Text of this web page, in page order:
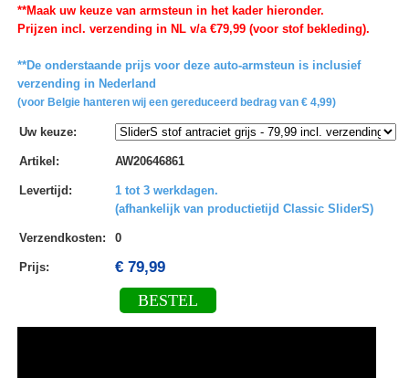
**Maak uw keuze van armsteun in het kader hieronder.
Prijzen incl. verzending in NL v/a €79,99 (voor stof bekleding).
**De onderstaande prijs voor deze auto-armsteun is inclusief
verzending in Nederland
(voor Belgie hanteren wij een gereduceerd bedrag van € 4,99)
Uw keuze:
Artikel : AW20646861
Levertijd :
1 tot 3 werkdagen.
(afhankelijk van productietijd Classic SliderS)
Verzendkosten: 0
Prijs: € 79,99
BESTEL